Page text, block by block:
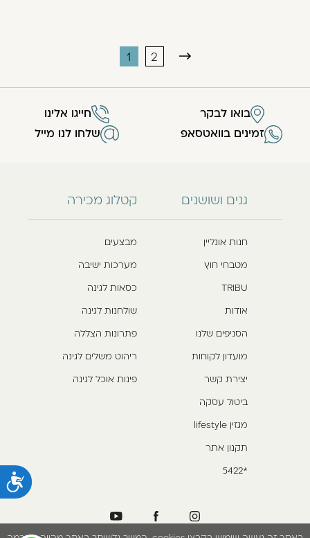
1 2
גנים ושושנים
חנות אונליין
מטבחי חוץ
TRIBU
אודות
הסניפים שלנו
מועדון לקוחות
יצירת קשר
ביטול עסקה
מגזין lifestyle
תקנון אתר
*5422
קטלוג מכירה
מבצעים
מערכות ישיבה
כסאות לגינה
שולחנות לגינה
פתרונות הצללה
ריהוט משלים לגינה
פינות אוכל לגינה
בואו לבקר
חייגו אלינו
זמינים בוואטסאפ
שלחו לנו מייל